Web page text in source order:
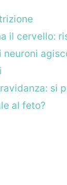
il cervello:
si
al feto?